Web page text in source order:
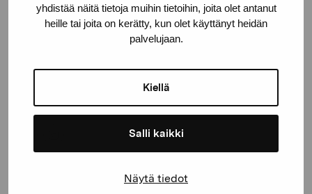
yhdistää näitä tietoja muihin tietoihin, joita olet antanut
heille tai joita on kerätty, kun olet käyttänyt heidän
palvelujaan.
Kiellä
Salli kaikki
Näytä tiedot
proartibus@proartibus.fi